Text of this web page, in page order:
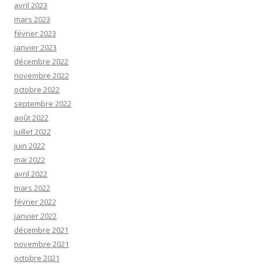
avril 2023
mars 2023
février 2023
janvier 2023
décembre 2022
novembre 2022
octobre 2022
septembre 2022
août 2022
juillet 2022
juin 2022
mai 2022
avril 2022
mars 2022
février 2022
janvier 2022
décembre 2021
novembre 2021
octobre 2021